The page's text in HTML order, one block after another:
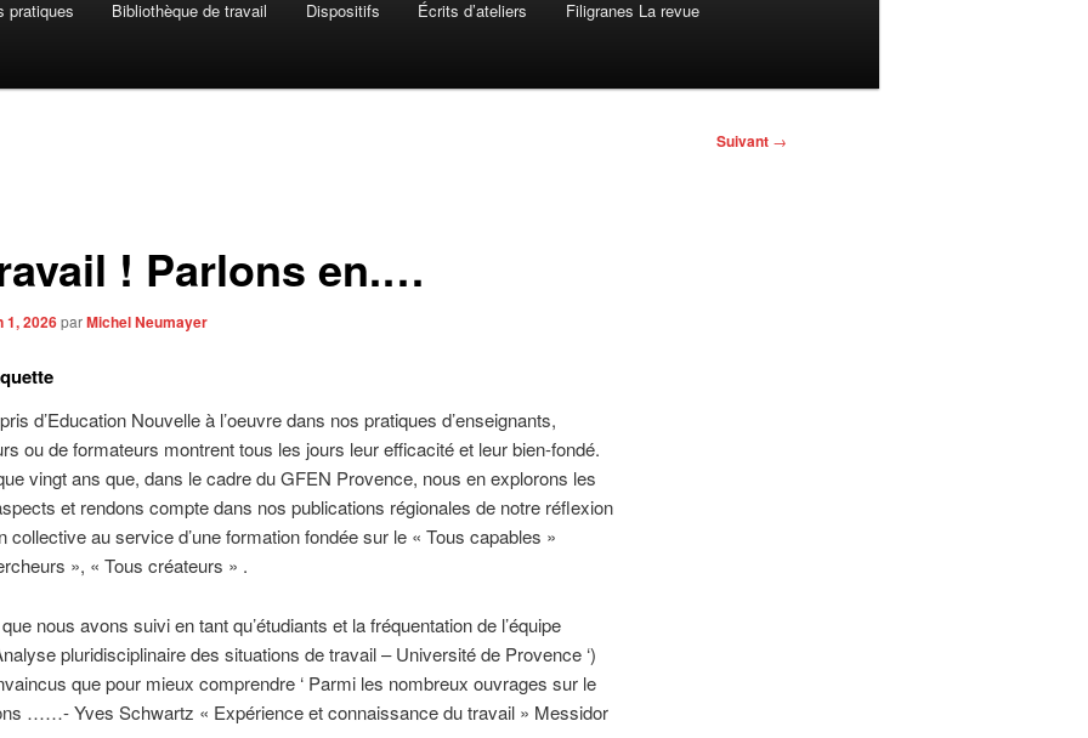
pratiques Bibliothèque de travail Dispositifs Écrits d’ateliers Filigranes La revue
Suivant →
! Parlons en.…
1, 2026parMichel Neumayer
d’Education Nouvelle à l’oeuvre dans nos pratiques d’enseignants,
ou de formateurs montrent tous les jours leur efficacité et leur bien-fondé.
vingt ans que, dans le cadre du GFEN Provence, nous en explorons les
et rendons compte dans nos publications régionales de notre réflexion
collective au service d’une formation fondée sur le « Tous capables »
», « Tous créateurs » .
nous avons suivi en tant qu’étudiants et la fréquentation de l’équipe
pluridisciplinaire des situations de travail – Université de Provence ‘)
que pour mieux comprendre ‘ Parmi les nombreux ouvrages sur le
……- Yves Schwartz « Expérience et connaissance du travail » Messidor